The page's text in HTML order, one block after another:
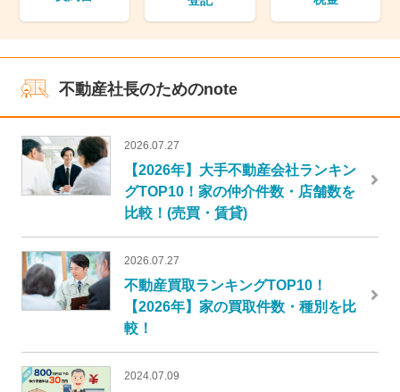
不動産社長のためのnote
2026.07.27
【2026年】大手不動産会社ランキン
グTOP10！家の仲介件数・店舗数を
比較！(売買・賃貸)
2026.07.27
不動産買取ランキングTOP10！
【2026年】家の買取件数・種別を比
較！
2024.07.09